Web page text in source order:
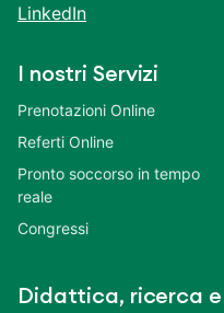
LinkedIn
I nostri Servizi
Prenotazioni Online
Referti Online
Pronto soccorso in tempo
reale
Congressi
Didattica, ricerca e